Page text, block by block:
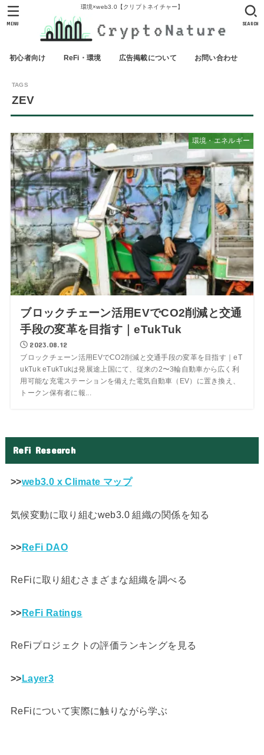
環境×web3.0【クリプトネイチャー】
初心者向け ReFi・環境 広告掲載について お問い合わせ
SEARCH
MENU
ZEV
環境・エネルギー
ブロックチェーン活用EVでCO2削減と交通
手段の変革を目指す｜eTukTuk
2023.08.12
ブロックチェーン活用EVでCO2削減と交通手段の変革を目指す｜eT
ukTuk eTukTukは発展途上国にて、従来の2〜3輪自動車から広く利
用可能な充電ステーションを備えた電気自動車（EV）に置き換え、
トークン保有者に報...
ReFi Research
>>web3.0 x Climate マップ
気候変動に取り組むweb3.0 組織の関係を知る
>>ReFi DAO
ReFiに取り組むさまざまな組織を調べる
>>ReFi Ratings
ReFiプロジェクトの評価ランキングを見る
>>Layer3
ReFiについて実際に触りながら学ぶ